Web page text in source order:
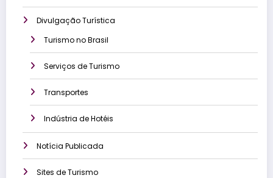
Divulgação Turística
Turismo no Brasil
Serviços de Turismo
Transportes
Indústria de Hotéis
Notícia Publicada
Sites de Turismo